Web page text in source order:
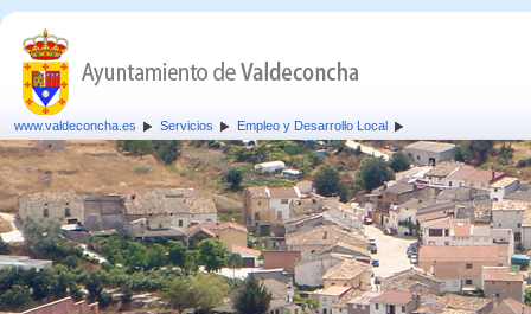
www.valdeconcha.es Servicios Empleo y Desarrollo Local